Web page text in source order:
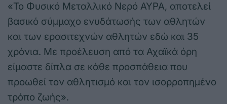
«Το Φυσικό Μεταλλικό Νερό ΑΥΡΑ, αποτελεί
βασικό σύμμαχο ενυδάτωσής των αθλητών
και των ερασιτεχνών αθλητών εδώ και 35
χρόνια. Με προέλευση από τα Αχαϊκά όρη
είμαστε δίπλα σε κάθε προσπάθεια που
προωθεί τον αθλητισμό και τον ισορροπημένο
τρόπο ζωής».